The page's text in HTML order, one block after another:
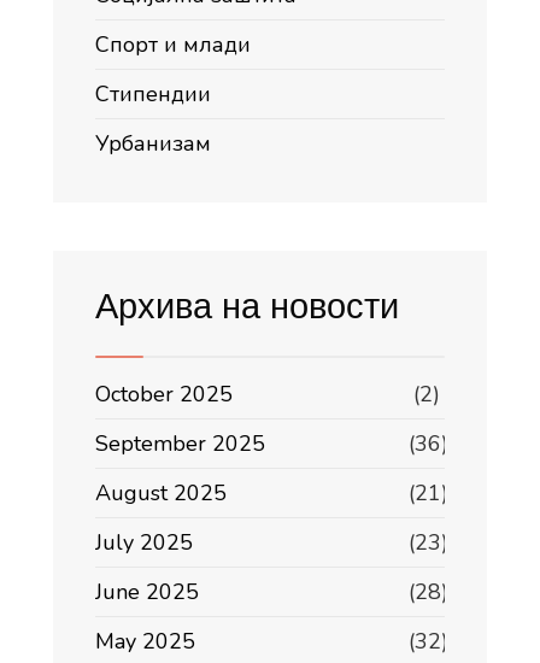
Спорт и млади
Стипендии
Урбанизам
Архива на новости
October 2025
(2)
September 2025
(36)
August 2025
(21)
July 2025
(23)
June 2025
(28)
May 2025
(32)